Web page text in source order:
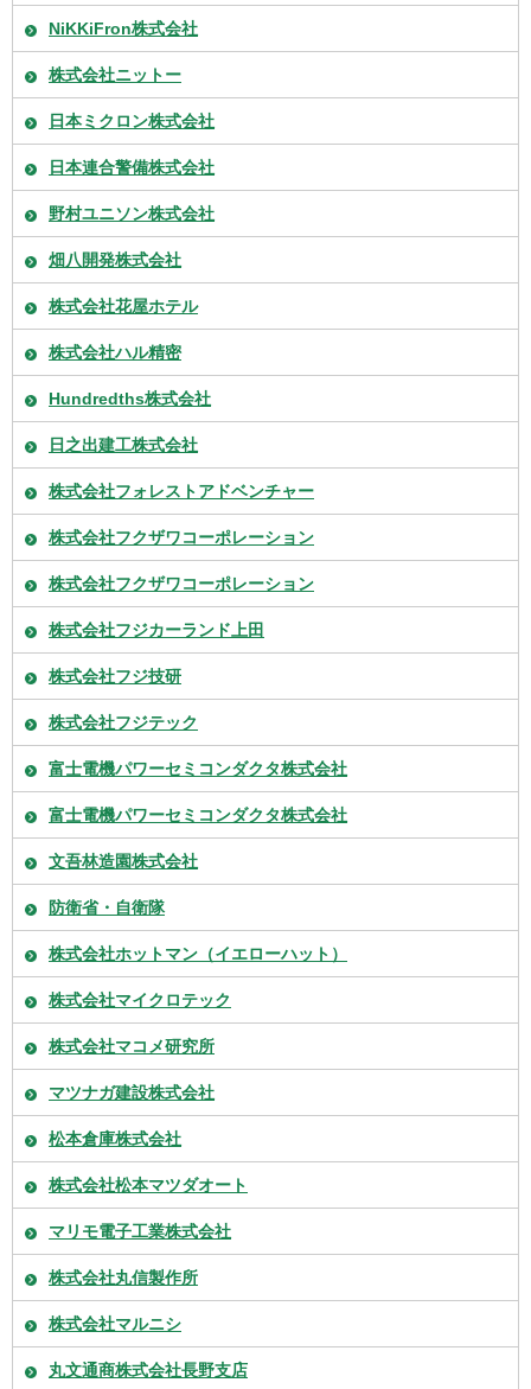
NiKKiFron株式会社
株式会社ニットー
日本ミクロン株式会社
日本連合警備株式会社
野村ユニソン株式会社
畑八開発株式会社
株式会社花屋ホテル
株式会社ハル精密
Hundredths株式会社
日之出建工株式会社
株式会社フォレストアドベンチャー
株式会社フクザワコーポレーション
株式会社フクザワコーポレーション
株式会社フジカーランド上田
株式会社フジ技研
株式会社フジテック
富士電機パワーセミコンダクタ株式会社
富士電機パワーセミコンダクタ株式会社
文吾林造園株式会社
防衛省・自衛隊
株式会社ホットマン（イエローハット）
株式会社マイクロテック
株式会社マコメ研究所
マツナガ建設株式会社
松本倉庫株式会社
株式会社松本マツダオート
マリモ電子工業株式会社
株式会社丸信製作所
株式会社マルニシ
丸文通商株式会社長野支店